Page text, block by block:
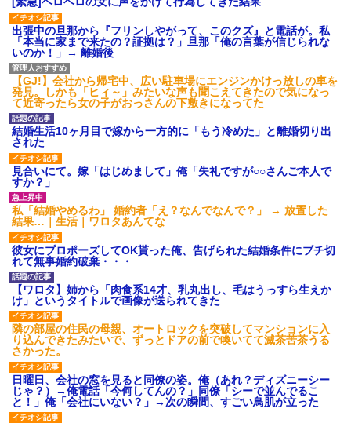
てクビにさせたエピソードを大
公開←これガチだと思
う？？？？？
彼女がアイスコーヒーを作っ
てくれたんだけど、その作り方
が貧乏くさくて冷めた・・・
ハードオフに売っていた4万
4000円のフィギュアがヤバすぎ
るｗｗｗｗｗｗ「こんな高い
の？ｗｗ」「逆に超安い」
私「ちょっと、人の家の金庫
触らないでよ！」キチママ『そ
こに金庫があったから、開けて
みようとしただけ☆』義兄「泥
は出てけ！二度と来るな！」結
果・・・
私「初めて飲む味だけどなん
のお茶？」彼「ちっ！」私「」
【GIF】JSのカンチョーワロ
タ
後続車にクラクションを鳴ら
され彼氏が逆切れ。「何クラク
ション鳴らしてんだ！降りてこ
いよ！」と怒鳴りだし...
【衝撃】報酬100万円超の治験
募集がこちらｗｗｗｗｗ(※画像
あり)
【ネット騒然】惨殺されたタ
ワマン頂き女子のこの動画、す
げえええええｗｗｗｗｗｗｗｗ
ｗｗｗ
【愕然】白のクラウン俺氏、
高速道路左車線を制限速度で走
った結果wwwwwwwwwwww
出張中の旦那から『フリンしやがって、このクズ』と電話が。私
「本当に家まで来たの？証拠は？」旦那「俺の言葉が信じられな
いのか！」→ 離婚後
【GJ!】会社から帰宅中、広い駐車場にエンジンかけっ放しの車を
発見。しかも「ヒィ～」みたいな声も聞こえてきたので気になっ
て近寄ったら女の子がおっさんの下敷きになってた
結婚生活10ヶ月目で嫁から一方的に「もう冷めた」と離婚切り出
された
見合いにて。嫁「はじめまして」俺「失礼ですが○○さんご本人で
すか？」
私「結婚やめるわ」 婚約者「え？なんでなんで？」 → 放置した
結果…｜生活｜ワロタあんてな
彼女にプロポーズしてOK貰った俺、告げられた結婚条件にブチ切
れて無事婚約破棄・・・
【ワロタ】姉から「肉食系14才、乳丸出し、毛はうっすら生えか
け」というタイトルで画像が送られてきた
隣の部屋の住民の母親、オートロックを突破してマンションに入
り込んできたみたいで、ずっとドアの前で喚いてて滅茶苦茶うる
さかった。
日曜日、会社の窓を見ると同僚の姿。俺（あれ？ディズニーシー
じゃ？）→俺電話「今何してんの？」同僚「シーで並んでるこ
と！」俺「会社にいない？」→次の瞬間、すごい鳥肌が立った